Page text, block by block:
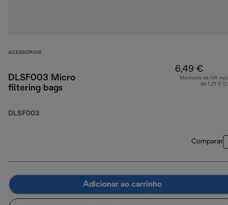
ACESSÓRIOS
DLSF003 Micro
filtering bags
DLSF003
6,49 €
Montante de IVA
de 1,21 €
Comparar
Adicionar ao carrinho